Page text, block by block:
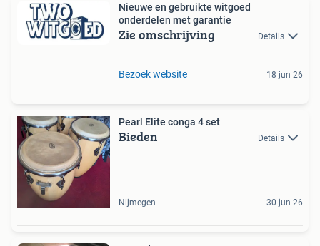
Nieuwe en gebruikte witgoed
onderdelen met garantie
Zie omschrijving Details
Bezoek website 18 jun 26
Pearl Elite conga 4 set
Bieden Details
Nijmegen 30 jun 26